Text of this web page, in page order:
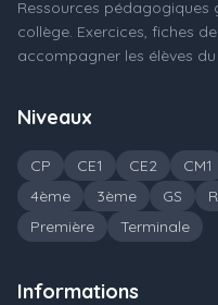
Ressources
collège. Exercices, fiches
accompagner les élèves
Niveaux
CP CE1 CE2 CM1
4ème
3ème GS
Première
Terminale
Informations